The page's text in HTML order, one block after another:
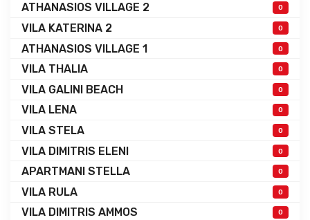
ATHANASIOS VILLAGE 2 0
VILA KATERINA 2 0
ATHANASIOS VILLAGE 1 0
VILA THALIA 0
VILA GALINI BEACH 0
VILA LENA 0
VILA STELA 0
VILA DIMITRIS ELENI 0
APARTMANI STELLA 0
VILA RULA 0
VILA DIMITRIS AMMOS 0